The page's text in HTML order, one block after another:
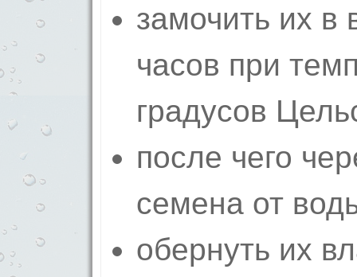
замочить их в
часов при
градусов
после чего
семена от
обернуть их